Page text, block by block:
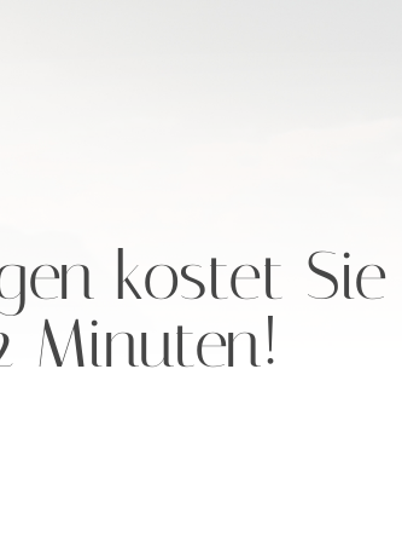
kostet
Minuten!